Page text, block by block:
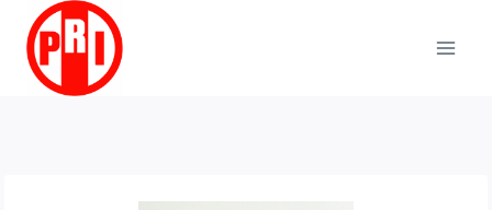
Skip
content